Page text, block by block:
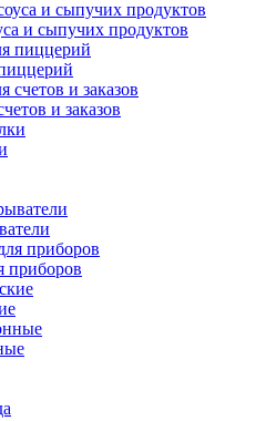
и сыпучих продуктов
и заказов
приборов